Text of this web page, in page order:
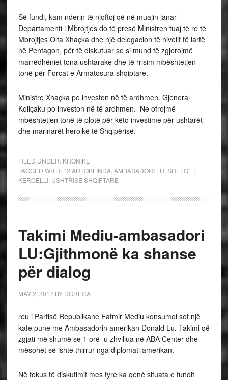
Së fundi, kam nderin të njoftoj që në muajin janar
Departamenti i Mbrojtjes do të presë Ministren tuaj të re të
Mbrojtjes Olta Xhaçka dhe një delegacion të nivelit të lartë
në Pentagon, për të diskutuar se si mund të zgjerojmë
marrëdhëniet tona ushtarake dhe të rrisim mbështetjen
tonë për Forcat e Armatosura shqiptare.
Ministre Xhaçka po investon në të ardhmen. Gjeneral
Kollçaku po investon në të ardhmen. Ne ofrojmë
mbështetjen tonë të plotë për këto investime për ushtarët
dhe marinarët heroikë të Shqipërisë.
FILED UNDER: KRONIKE
TAGGED WITH: 12 AUTOBLINDA, AMBASADORI LU SHEFQET
KERCELLI, USHTRISE SHQIPTARE
Takimi Mediu-ambasadori
LU:Gjithmonë ka shanse
për dialog
MAY 2, 2017BY DGRECA
reu i Partisë Republikane Fatmir Mediu konsumoi sot një
kafe pune me Ambasadorin amerikan Donald Lu. Takimi që
zgjati më shumë se 1 orë u zhvillua në ABA Center dhe
mësohet së ishte thirrur nga diplomati amerikan.
Në fokus të diskutimit mes tyre ka qenë situata e fundit